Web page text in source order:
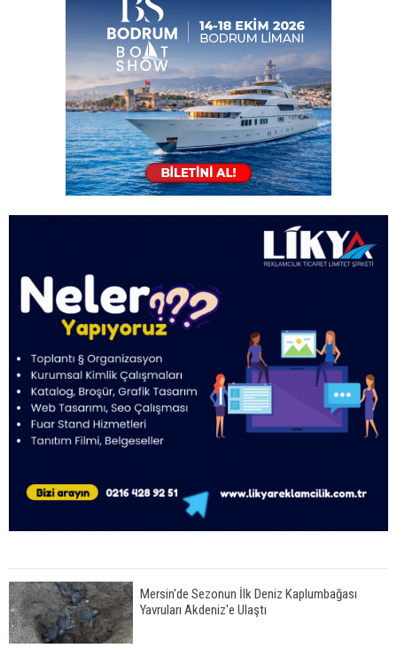
Mersin'de Sezonun İlk Deniz Kaplumbağası
Yavruları Akdeniz'e Ulaştı